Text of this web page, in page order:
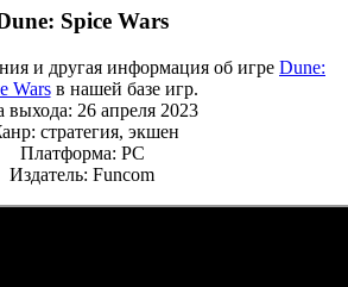
Spice Wars
и другая информация об игре Dune:
Warsв нашей базе игр.
выхода: 26 апреля 2023
стратегия, экшен
Платформа: PC
Издатель: Funcom